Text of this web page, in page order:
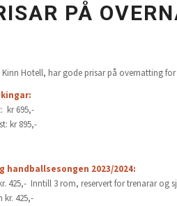
PÅ
Hotell, har gode prisar på overnatting
kr 695,-
kr 895,-
handballsesongen 2023/2024:
425,- Inntill 3 rom, reservert for trenarar og
kr. 425,-